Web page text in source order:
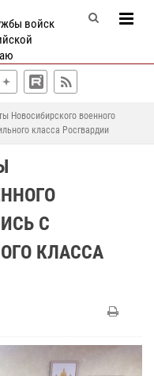
войск
Новосибирского военного
класса Росгвардии
С
КЛАССА